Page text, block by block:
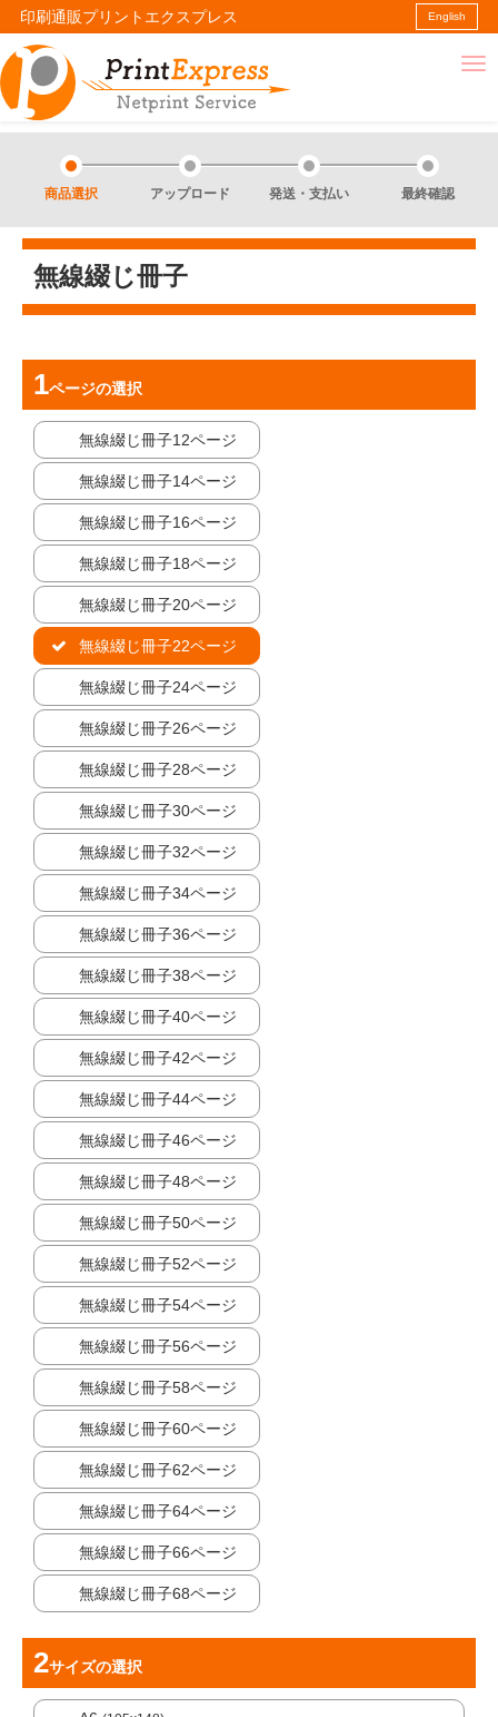
印刷通販プリントエクスプレス English
商品選択 アップロード 発送・支払い 最終確認
無線綴じ冊子
ページの選択
無線綴じ冊子12ページ
無線綴じ冊子14ページ
無線綴じ冊子16ページ
無線綴じ冊子18ページ
無線綴じ冊子20ページ
無線綴じ冊子22ページ
無線綴じ冊子24ページ
無線綴じ冊子26ページ
無線綴じ冊子28ページ
無線綴じ冊子30ページ
無線綴じ冊子32ページ
無線綴じ冊子34ページ
無線綴じ冊子36ページ
無線綴じ冊子38ページ
無線綴じ冊子40ページ
無線綴じ冊子42ページ
無線綴じ冊子44ページ
無線綴じ冊子46ページ
無線綴じ冊子48ページ
無線綴じ冊子50ページ
無線綴じ冊子52ページ
無線綴じ冊子54ページ
無線綴じ冊子56ページ
無線綴じ冊子58ページ
無線綴じ冊子60ページ
無線綴じ冊子62ページ
無線綴じ冊子64ページ
無線綴じ冊子66ページ
無線綴じ冊子68ページ
サイズの選択